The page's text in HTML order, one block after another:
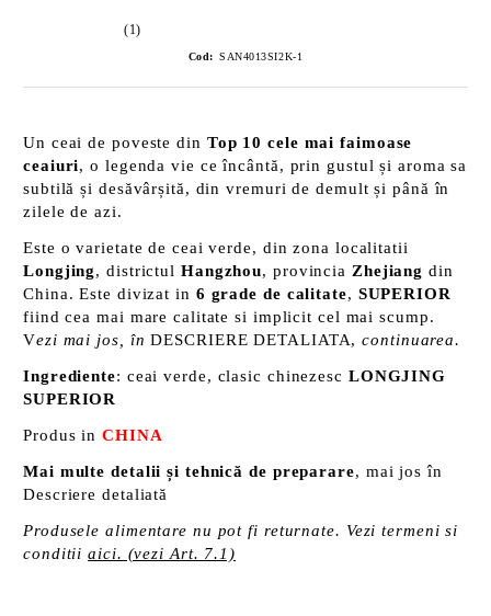
(1)
Cod: SAN4013SI2K-1
Un ceai de poveste din Top 10 cele mai faimoase
ceaiuri, o legenda vie ce încântă, prin gustul și aroma sa
subtilă și desăvârșită, din vremuri de demult și până în
zilele de azi.
Este o varietate de ceai verde, din zona localitatii
Longjing, districtul Hangzhou, provincia Zhejiangdin
China. Este divizat in 6 grade de calitate, SUPERIOR
fiind cea mai mare calitate si implicit cel mai scump.
Vezi mai jos, înDESCRIERE DETALIATA,continuarea.
Ingrediente: ceai verde, clasic chinezesc LONGJING
SUPERIOR
Produs in CHINA
Mai multe detalii și tehnică de preparare, mai jos în
Descriere detaliată
Produsele alimentare nu pot fi returnate. Vezi termeni si
conditiiaici. (vezi Art. 7.1)